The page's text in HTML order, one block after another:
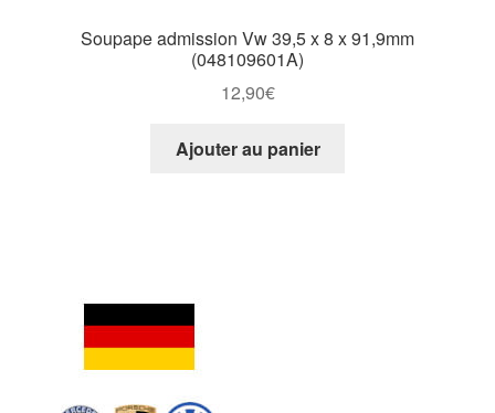
Soupape admission Vw 39,5 x 8 x 91,9mm
(048109601A)
12,90€
Ajouter au panier